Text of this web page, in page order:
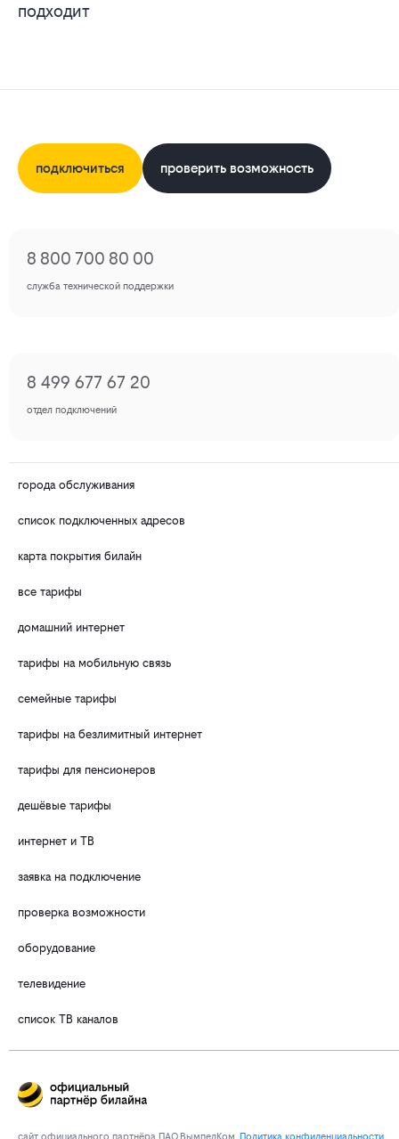
подходит
подключиться проверить возможность
8 800 700 80 00
служба технической поддержки
8 499 677 67 20
отдел подключений
города обслуживания
список подключенных адресов
карта покрытия билайн
все тарифы
домашний интернет
тарифы на мобильную связь
семейные тарифы
тарифы на безлимитный интернет
тарифы для пенсионеров
дешёвые тарифы
интернет и ТВ
заявка на подключение
проверка возможности
оборудование
телевидение
список ТВ каналов